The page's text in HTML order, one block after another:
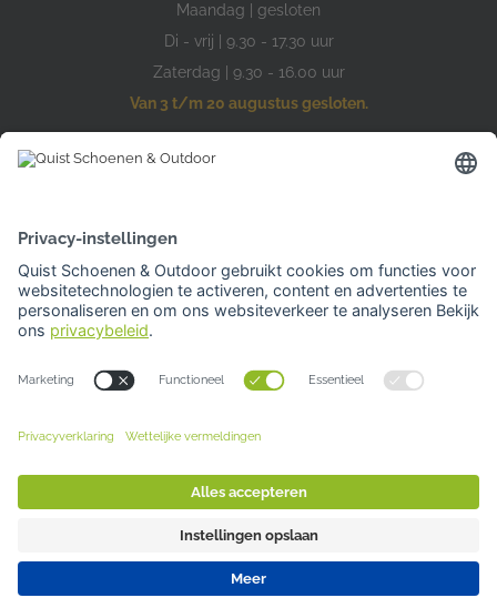
Maandag | gesloten
Di - vrij | 9.30 - 17.30 uur
Zaterdag | 9.30 - 16.00 uur
Van 3 t/m 20 augustus gesloten.
3371 AM Hardinxveld-Giessendam
Tel: 0184 701 539
Overige dagen gesloten
Je kunt bij al onze winkels
GRATIS PARKEREN
© 2026 Quist Schoenen & Outdoor
Deze website gebruikt cookies. Voor meer
Sluiten